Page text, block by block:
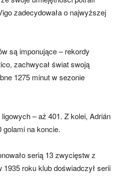
zadecydowała o najwyższej
są imponujące – rekordy
zachwycał świat swoją
1275 minut w sezonie
– aż 401. Z kolei, Adrián
na koncie.
serią 13 zwycięstw z
roku klub doświadczył serii